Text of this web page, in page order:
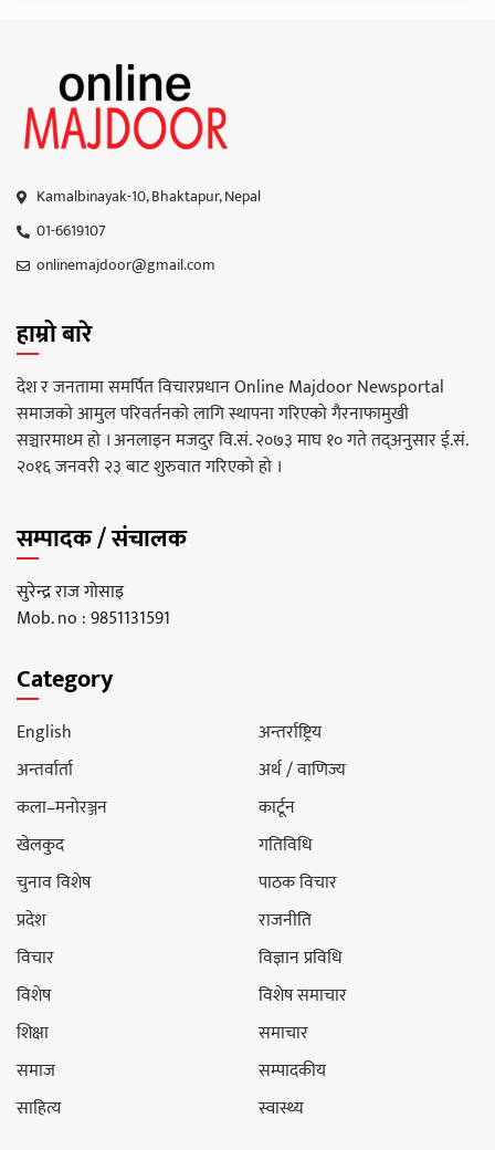
Kamalbinayak-10, Bhaktapur, Nepal
01-6619107
onlinemajdoor@gmail.com
हाम्रो बारे
देश र जनतामा समर्पित विचारप्रधान Online Majdoor Newsportal
समाजको आमुल परिवर्तनको लागि स्थापना गरिएको गैरनाफामुखी
सञ्चारमाध्म हो । अनलाइन मजदुर वि.सं. २०७३ माघ १० गते तद्अनुसार ई.सं.
२०१६ जनवरी २३ बाट शुरुवात गरिएको हो ।
सम्पादक / संचालक
सुरेन्द्र राज गोसाइ
Mob. no : 9851131591
Category
English
अन्तर्राष्ट्रिय
अन्तर्वार्ता
अर्थ / वाणिज्य
कला–मनोरञ्जन
कार्टून
खेलकुद
गतिविधि
चुनाव विशेष
पाठक विचार
प्रदेश
राजनीति
विचार
विज्ञान प्रविधि
विशेष
विशेष समाचार
शिक्षा
समाचार
समाज
सम्पादकीय
साहित्य
स्वास्थ्य